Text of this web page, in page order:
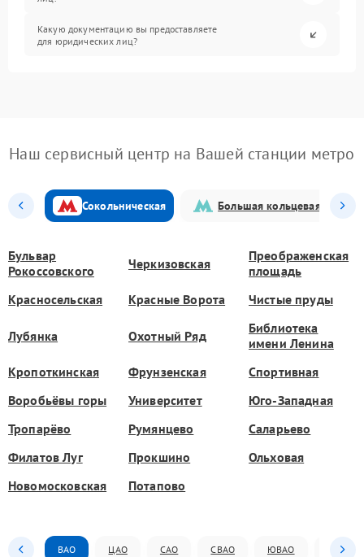
Какую документацию вы предоставляете
для юридических лиц?
Наш сервисный центр на Вашей станции метро
Сокольническая Большая кольцевая
Бульвар
Рокоссовского
Черкизовская
Преображенская
площадь
Красносельская
Красные Ворота Чистые пруды
Лубянка Охотный Ряд
Библиотека
имени Ленина
Кропоткинская
Фрунзенская
Спортивная
Воробьёвы горы
Университет
Юго-Западная
Тропарёво
Румянцево
Саларьево
Филатов Луг
Прокшино
Ольховая
Новомосковская
Потапово
ВАО ЦАО САО СВАО ЮВАО ЮАО